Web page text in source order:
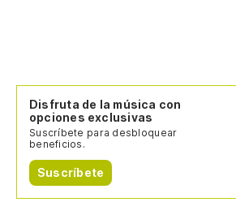
Disfruta de la música con
opciones exclusivas
Suscríbete para desbloquear
beneficios.
Suscríbete